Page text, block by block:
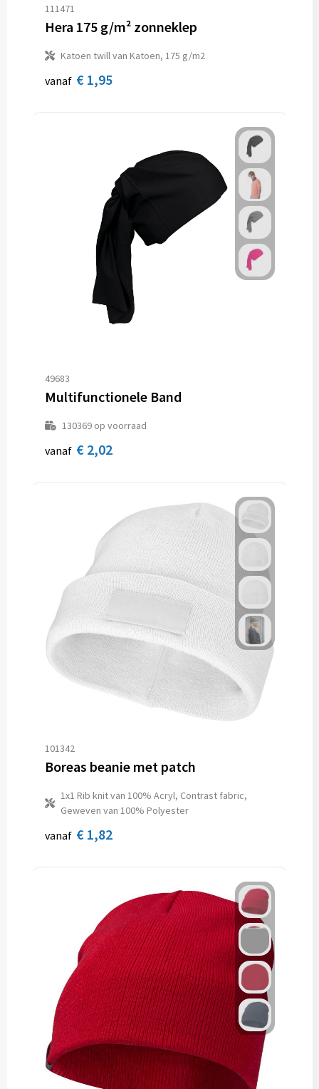
111471
Hera 175 g/m² zonneklep
Katoen twill van Katoen, 175 g/m2
vanaf € 1,95
49683
Multifunctionele Band
130369op voorraad
vanaf € 2,02
101342
Boreas beanie met patch
1x1 Rib knit van 100% Acryl, Contrast fabric,
Geweven van 100% Polyester
vanaf € 1,82